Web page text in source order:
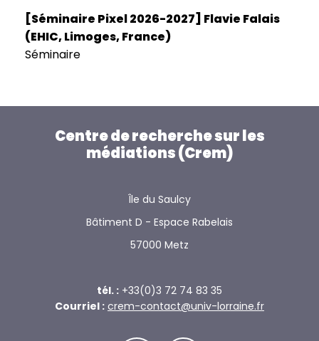
[Séminaire Pixel 2026-2027] Flavie Falais
(EHIC, Limoges, France)
Séminaire
Centre de recherche sur les
médiations (Crem)
Île du Saulcy
Bâtiment D - Espace Rabelais
57000 Metz
tél. : +33(0)3 72 74 83 35
Courriel : crem-contact@univ-lorraine.fr